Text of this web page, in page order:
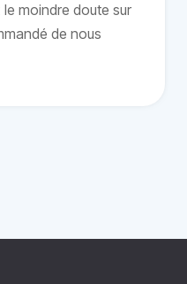
moindre doute sur
de nous